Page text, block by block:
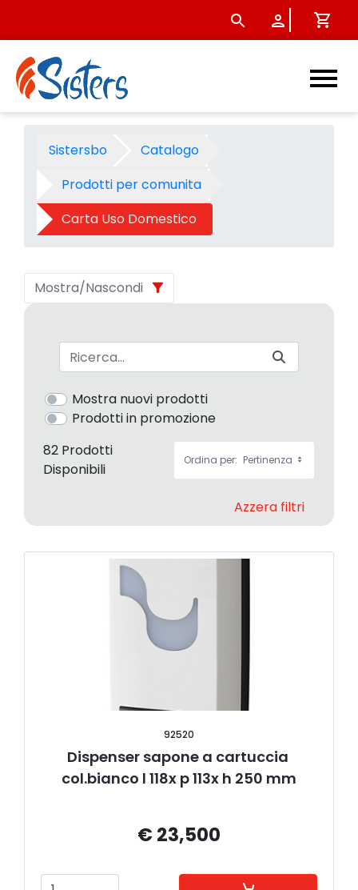
Carta Uso Domestico -
Sistersbo
Catalogo
Prodotti per comunita
Carta Uso Domestico
Mostra/Nascondi
Barra di ricerca
Mostra nuovi prodotti
Prodotti in promozione
82 Prodotti
Disponibili
Ordina per: Pertinenza
Azzera filtri
92520
Dispenser sapone a cartuccia
col.bianco l 118x p 113x h 250 mm
€ 23,500